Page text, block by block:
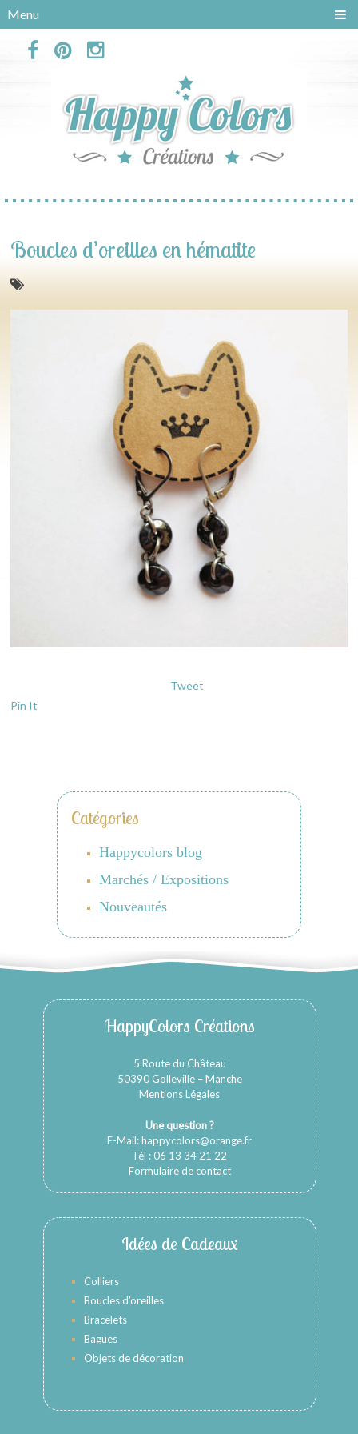
Menu
Boucles d’oreilles en hématite
Tweet
Pin It
Catégories
Happycolors blog
Marchés / Expositions
Nouveautés
HappyColors Créations
5 Route du Château
50390 Golleville – Manche
Mentions Légales
Une question ?
E-Mail:happycolors@orange.fr
Tél : 06 13 34 21 22
Formulaire de contact
Idées de Cadeaux
Colliers
Boucles d’oreilles
Bracelets
Bagues
Objets de décoration
Panneau de gestion des cookies